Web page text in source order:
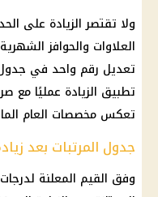
ولا تقتصر الزيادة على
العلاوات والحوافز
تعديل رقم واحد في
تطبيق الزيادة عمليًا مع
تعكس مخصصات العام
جدول المرتبات بعد
وفق القيم المعلنة